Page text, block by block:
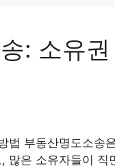
: 소유권
법 부동산명도소송
많은 소유자들이 직